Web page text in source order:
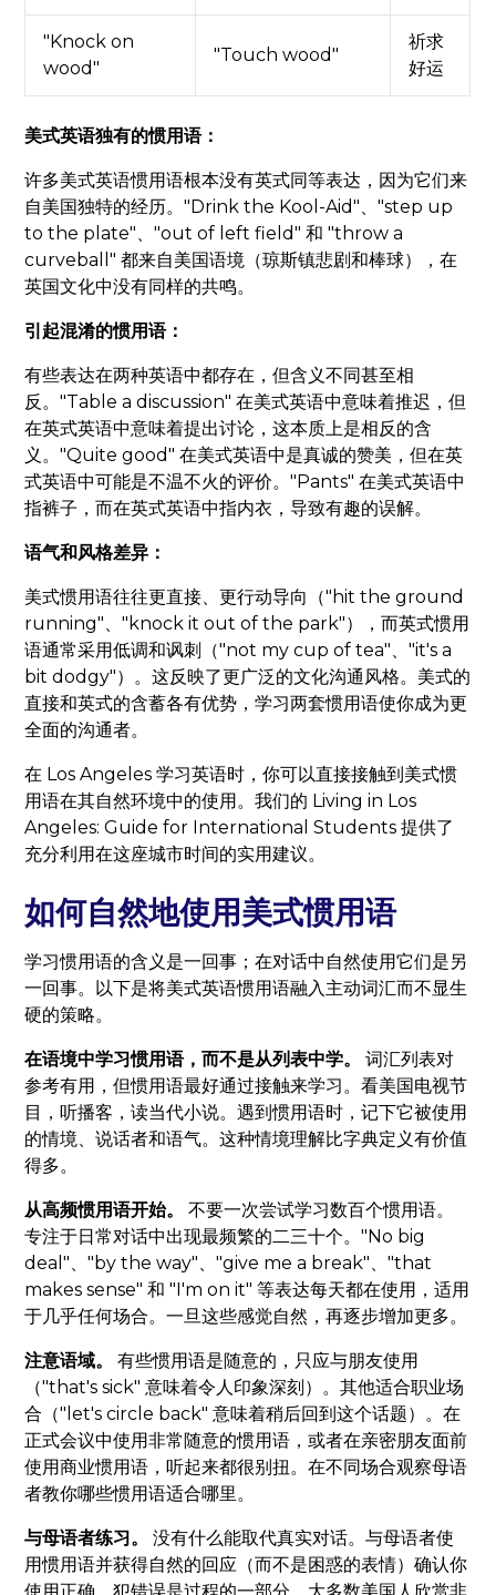
"Knock on
wood"
"Touch wood"
祈求
好运
美式英语独有的惯用语：
许多美式英语惯用语根本没有英式同等表达，因为它们来
自美国独特的经历。"Drink the Kool-Aid"、"step up
to the plate"、"out of left field" 和 "throw a
curveball" 都来自美国语境（琼斯镇悲剧和棒球），在
英国文化中没有同样的共鸣。
引起混淆的惯用语：
有些表达在两种英语中都存在，但含义不同甚至相
反。"Table a discussion" 在美式英语中意味着推迟，但
在英式英语中意味着提出讨论，这本质上是相反的含
义。"Quite good" 在美式英语中是真诚的赞美，但在英
式英语中可能是不温不火的评价。"Pants" 在美式英语中
指裤子，而在英式英语中指内衣，导致有趣的误解。
语气和风格差异：
美式惯用语往往更直接、更行动导向（"hit the ground
running"、"knock it out of the park"），而英式惯用
语通常采用低调和讽刺（"not my cup of tea"、"it's a
bit dodgy"）。这反映了更广泛的文化沟通风格。美式的
直接和英式的含蓄各有优势，学习两套惯用语使你成为更
全面的沟通者。
在 Los Angeles 学习英语时，你可以直接接触到美式惯
用语在其自然环境中的使用。我们的 Living in Los
Angeles: Guide for International Students 提供了
充分利用在这座城市时间的实用建议。
如何自然地使用美式惯用语
学习惯用语的含义是一回事；在对话中自然使用它们是另
一回事。以下是将美式英语惯用语融入主动词汇而不显生
硬的策略。
在语境中学习惯用语，而不是从列表中学。
词汇列表对
参考有用，但惯用语最好通过接触来学习。看美国电视节
目，听播客，读当代小说。遇到惯用语时，记下它被使用
的情境、说话者和语气。这种情境理解比字典定义有价值
得多。
从高频惯用语开始。
不要一次尝试学习数百个惯用语。
专注于日常对话中出现最频繁的二三十个。"No big
deal"、"by the way"、"give me a break"、"that
makes sense" 和 "I'm on it" 等表达每天都在使用，适用
于几乎任何场合。一旦这些感觉自然，再逐步增加更多。
注意语域。
有些惯用语是随意的，只应与朋友使用
（"that's sick" 意味着令人印象深刻）。其他适合职业场
合（"let's circle back" 意味着稍后回到这个话题）。在
正式会议中使用非常随意的惯用语，或者在亲密朋友面前
使用商业惯用语，听起来都很别扭。在不同场合观察母语
者教你哪些惯用语适合哪里。
与母语者练习。
没有什么能取代真实对话。与母语者使
用惯用语并获得自然的回应（而不是困惑的表情）确认你